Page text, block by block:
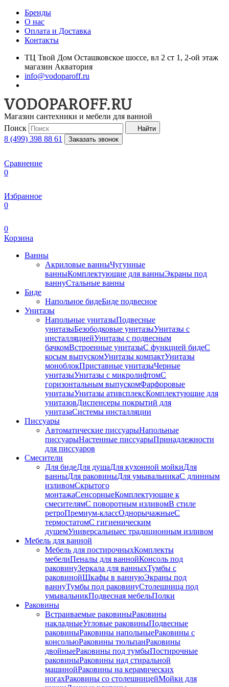
Бренды
О нас
Оплата и Доставка
Контакты
ТЦ Твой Дом Осташковское шоссе, вл 2 ст 1, 2-ой этаж
магазин Акватория
info@vodoparoff.ru
Магазин сантехники и мебели для ванной
Поиск
Найти
8 (499) 398 88 61 Заказать звонок
Сравнение
0
Избранное
0
0
Корзина
Ванны
Акриловые ванныЧугунные
ванныКомплектующие для ванныЭкраны под
ваннуСтальные ванны
Биде
Напольное бидеБиде пoдвеснoе
Унитазы
Напольные унитазыПодвесные
унитазыБезободковые унитазыУнитазы с
инсталляциейУнитазы с подвесным
бачкомВстроенные унитазыС функцией бидеС
косым выпускомУнитазы компактУнитазы
моноблокПриставные унитазыЧерные
унитазыУнитазы с микролифтомC
горизонтальным выпускомФарфоровые
унитазыУнитазы ативсплексКомплектующие для
унитазовДиспенсеры покрытий для
унитазаСистемы инсталляции
Писсуары
Автоматические писсуарыНапольные
писсуарыНастенные писсуарыПринадлежности
для писсуаров
Смесители
Для бидеДля душаДля кухонной мойкиДля
ванныДля раковиныДля умывальникаС длинным
изливомСкрытого
монтажаСенсорныеКомплектующие к
смесителямС поворотным изливомВ стиле
ретроПремиум-классОднорычажныеС
термостатомС гигиеническим
душемУниверсальныес традиционным изливом
Мебель для ванной
Мебель для постирочныхКомплекты
мебелиПеналы для ваннойКонсоль под
раковинуЗеркала для ванныхТумбы с
раковинойШкафы в ваннуюЭкраны под
ваннуТумбы под раковинуСтолешница под
умывальникПодвесная мебельПолки
Раковины
Встраиваемые раковиныРаковины
накладныеУгловые раковиныПодвесные
раковиныРаковины напольныеРаковины с
консольюРаковины тюльпанРаковины
двойныеРаковины под тумбыПостирочные
раковиныРаковины над стиральной
машинойРаковины на керамических
ногахРаковины со столешницейМойки для